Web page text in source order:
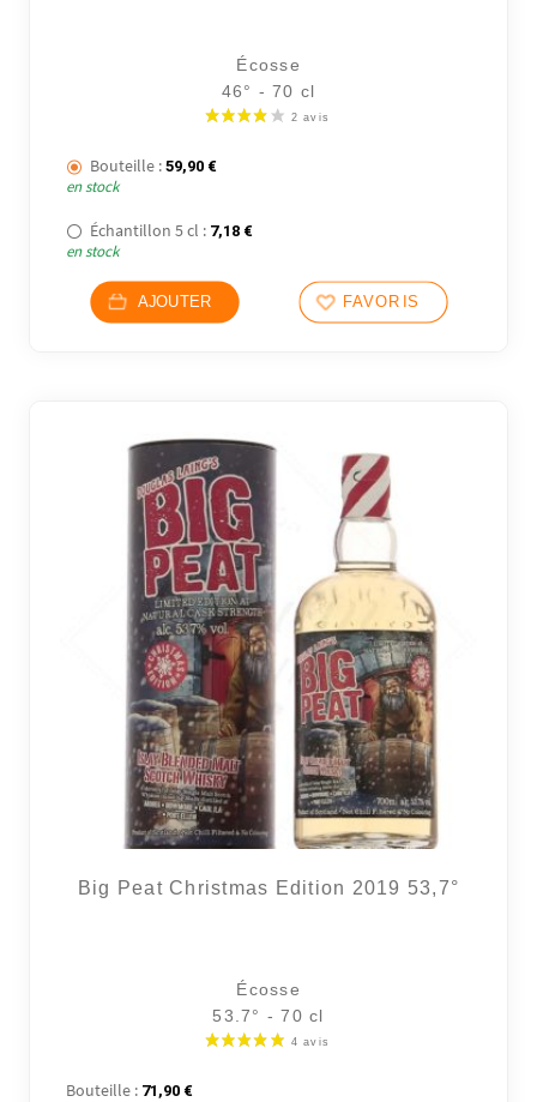
Écosse
46° - 70 cl
Bouteille : 59,90 €
en stock
Échantillon 5 cl : 7,18 €
en stock
AJOUTER FAVORIS
Big Peat Christmas Edition 2019 53,7°
Écosse
53.7° - 70 cl
Bouteille : 71,90 €